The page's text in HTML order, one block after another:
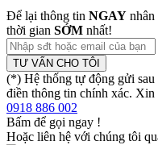
Để lại thông tin NGAY nhân
thời gian SỚM nhất!
TƯ VẤN CHO TÔI
(*) Hệ thống tự động gửi sau
điền thông tin chính xác. Xin
0918 886 002
Bấm để gọi ngay !
Hoặc liên hệ với chúng tôi